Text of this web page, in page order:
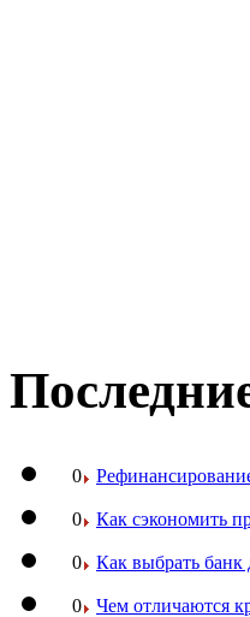
0
0 Как сэкономить
0 Как выбрать банк
0 Чем отличаются